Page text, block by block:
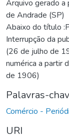
Arquivo gerado a
de Andrade (SP)
Abaixo do título
Interrupção da
(26 de julho de
numérica a partir
de 1906)
Palavras-
Comércio -
URI